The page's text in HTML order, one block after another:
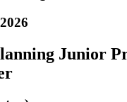
Junior